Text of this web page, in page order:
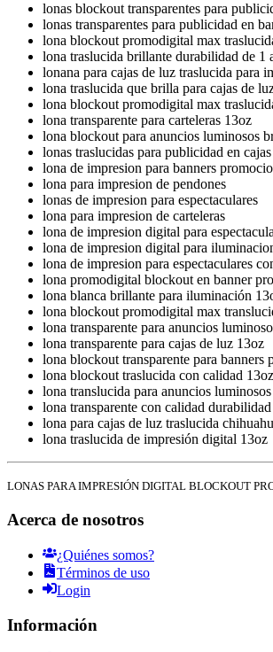
lonas blockout transparentes para
lonas transparentes para publicidad en
lona blockout promodigital max
lona traslucida brillante durabilidad de 1
lonana para cajas de luz traslucida para
lona traslucida que brilla para cajas de
lona blockout promodigital max
lona transparente para carteleras 13oz
lona blockout para anuncios luminosos
lonas traslucidas para publicidad en
lona de impresion para banners
lona para impresion de pendones
lonas de impresion para espectaculares
lona para impresion de carteleras
lona de impresion digital para
lona de impresion digital para
lona de impresion para espectaculares
lona promodigital blockout en banner
lona blanca brillante para iluminación
lona blockout promodigital max
lona transparente para anuncios
lona transparente para cajas de luz 13oz
lona blockout transparente para banners
lona blockout traslucida con calidad 13oz
lona translucida para anuncios luminosos
lona transparente con calidad
lona para cajas de luz traslucida
lona traslucida de impresión digital 13oz
LONAS PARA IMPRESIÓN DIGITAL BLOCKOUT
Acerca de nosotros
¿Quiénes somos?
Términos de uso
Login
Información